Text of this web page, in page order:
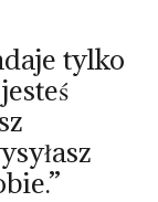
tylko